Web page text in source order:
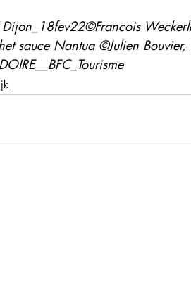
Dijon_18fev22©Francois
sauce Nantua ©Julien